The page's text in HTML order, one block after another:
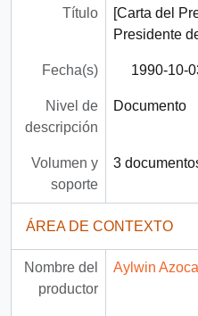
Título
[Carta del
Presidente
Fecha(s) 1990-10-
Nivel de
descripción
Documento
Volumen y
soporte
3
ÁREA DE CONTEXTO
Nombre del
productor
Aylwin